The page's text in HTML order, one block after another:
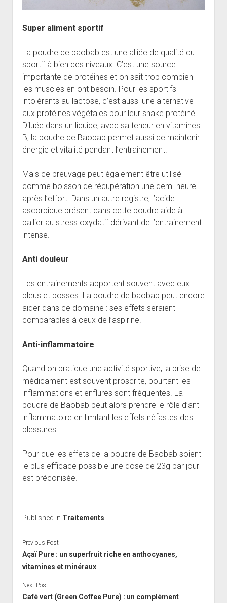
Super aliment sportif
La poudre de baobab est une alliée de qualité du
sportif à bien des niveaux. C’est une source
importante de protéines et on sait trop combien
les muscles en ont besoin. Pour les sportifs
intolérants au lactose, c’est aussi une alternative
aux protéines végétales pour leur shake protéiné.
Diluée dans un liquide, avec sa teneur en vitamines
B, la poudre de Baobab permet aussi de maintenir
énergie et vitalité pendant l’entrainement.
Mais ce breuvage peut également être utilisé
comme boisson de récupération une demi-heure
après l’effort. Dans un autre registre, l’acide
ascorbique présent dans cette poudre aide à
pallier au stress oxydatif dérivant de l’entrainement
intense.
Anti douleur
Les entrainements apportent souvent avec eux
bleus et bosses. La poudre de baobab peut encore
aider dans ce domaine : ses effets seraient
comparables à ceux de l’aspirine.
Anti-inflammatoire
Quand on pratique une activité sportive, la prise de
médicament est souvent proscrite, pourtant les
inflammations et enflures sont fréquentes. La
poudre de Baobab peut alors prendre le rôle d’anti-
inflammatoire en limitant les effets néfastes des
blessures.
Pour que les effets de la poudre de Baobab soient
le plus efficace possible une dose de 23g par jour
est préconisée.
Published in Traitements
Previous Post
Açaï Pure : un superfruit riche en anthocyanes,
vitamines et minéraux
Next Post
Café vert (Green Coffee Pure) : un complément